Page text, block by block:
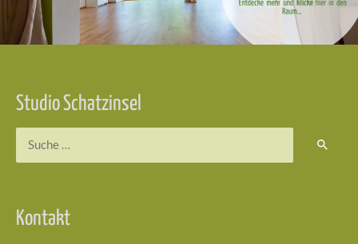
Studio Schatzinsel
Kontakt